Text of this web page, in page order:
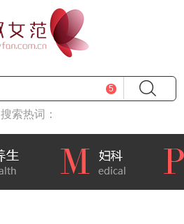
5
搜索热词：